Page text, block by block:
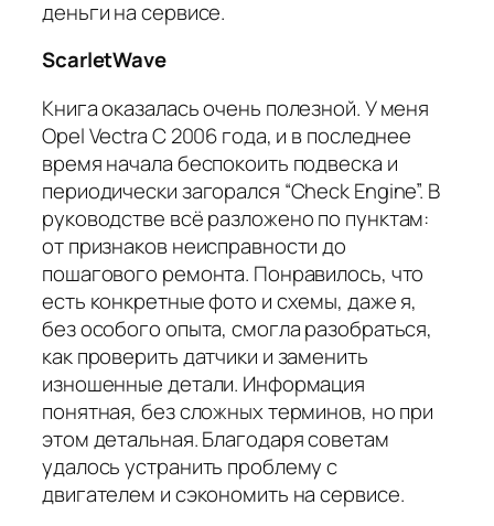
деньги на сервисе.
ScarletWave
Книга оказалась очень полезной. У меня
Opel Vectra C 2006 года, и в последнее
время начала беспокоить подвеска и
периодически загорался “Check Engine”. В
руководстве всё разложено по пунктам:
от признаков неисправности до
пошагового ремонта. Понравилось, что
есть конкретные фото и схемы, даже я,
без особого опыта, смогла разобраться,
как проверить датчики и заменить
изношенные детали. Информация
понятная, без сложных терминов, но при
этом детальная. Благодаря советам
удалось устранить проблему с
двигателем и сэкономить на сервисе.